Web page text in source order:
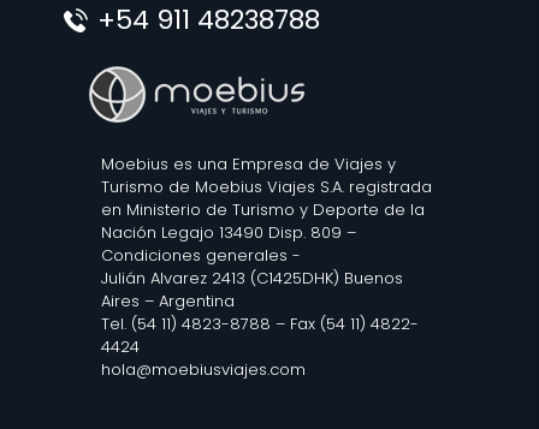
+54 911 48238788
Moebius es una Empresa de Viajes y
Turismo de Moebius Viajes S.A. registrada
en Ministerio de Turismo y Deporte de la
Nación Legajo 13490 Disp. 809 –
Condiciones generales -
Julián Alvarez 2413 (C1425DHK) Buenos
Aires – Argentina
Tel. (54 11) 4823-8788 – Fax (54 11) 4822-
4424
hola@moebiusviajes.com